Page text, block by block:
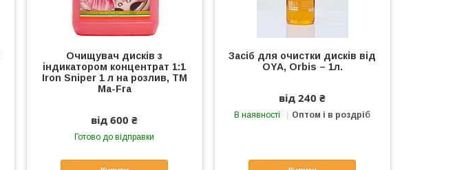
Очищувач дисків з
індикатором концентрат 1:1
Iron Sniper 1 л на розлив, ТМ
Ma-Fra
від 600 ₴
Готово до відправки
Засіб для очистки дисків від
OYA, Orbis – 1л.
від 240 ₴
В наявності Оптом і в роздріб